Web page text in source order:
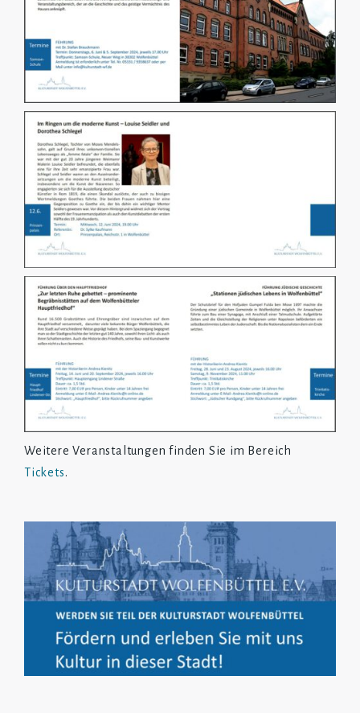
Weitere Veranstaltungen finden Sie im Bereich
Tickets.